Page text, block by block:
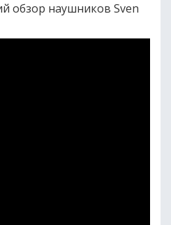
обзор наушников Sven